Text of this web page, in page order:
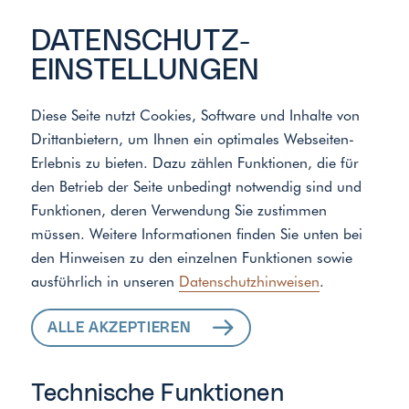
DATENSCHUTZ­
EINSTELLUNGEN
Diese Seite nutzt Cookies, Software und Inhalte von
Drittanbietern, um Ihnen ein optimales Webseiten-
Erlebnis zu bieten. Dazu zählen Funktionen, die für
den Betrieb der Seite unbedingt notwendig sind und
Funktionen, deren Verwendung Sie zustimmen
müssen. Weitere Informationen finden Sie unten bei
den Hinweisen zu den einzelnen Funktionen sowie
ausführlich in unseren Datenschutzhinweisen.
ALLE AKZEPTIEREN
Technische Funktionen
Meister der Elemente
ALLE LEISTUNGEN
FÜR IHR ZUHAUSE